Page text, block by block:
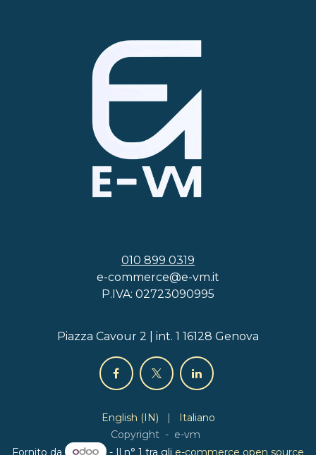
010 899 0319
e-commerce@e-vm.it
P.IVA: 02723090995
Piazza Cavour 2 | int. 1 16128 Genova
Copyright - e-vm
English (IN) | Italiano
Fornito da - Il n° 1 tra gli e-commerce open source